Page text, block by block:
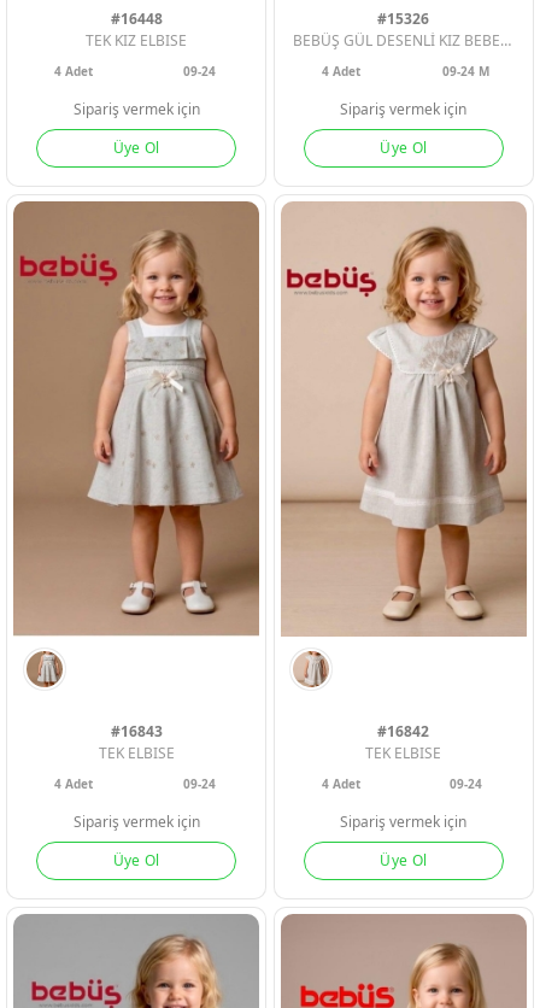
#16448
TEK KIZ ELBISE
4Adet 09-24
Sipariş vermek için
Üye Ol
#15326
BEBÜŞ GÜL DESENLİ KIZ BEBE ELBİSE
4 Adet 09-24 M
Sipariş vermek için
Üye Ol
#16843
TEK ELBISE
4Adet 09-24
Sipariş vermek için
Üye Ol
#16842
TEK ELBISE
4 Adet 09-24
Sipariş vermek için
Üye Ol